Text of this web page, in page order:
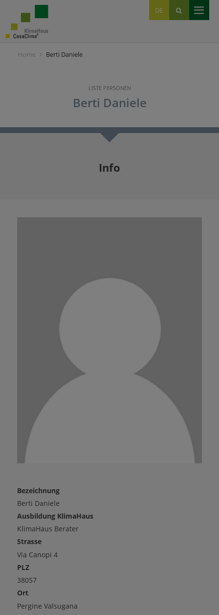
DE
IT
EN
Home Berti Daniele
LISTE PERSONEN
Berti Daniele
Info
Bezeichnung
Berti Daniele
Ausbildung KlimaHaus
KlimaHaus Berater
Strasse
Via Canopi 4
PLZ
38057
Ort
Pergine Valsugana